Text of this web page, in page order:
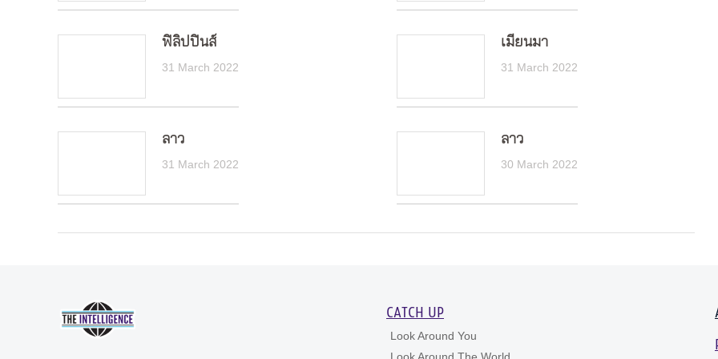
ฟิลิปปินส์
31 March 2022
เมียนมา
31 March 2022
ลาว
31 March 2022
ลาว
30 March 2022
CATCH UP
Look Around You